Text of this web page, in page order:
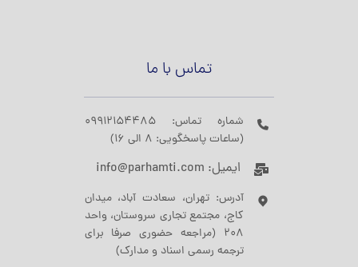
تماس با ما
شماره تماس: 09912154485
(ساعات پاسخگویی: 8 الی 16)
ایمیل: info@parhamti.com
آدرس: تهران، سعادت آباد، میدان
کاج، مجتمع تجاری سروستان، واحد
208 (مراجعه حضوری صرفا برای
ترجمه رسمی اسناد و مدارک)